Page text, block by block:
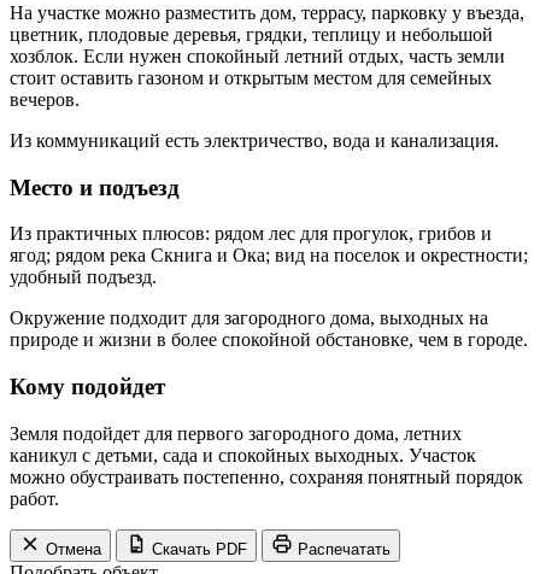
На участке можно разместить дом, террасу, парковку у въезда,
цветник, плодовые деревья, грядки, теплицу и небольшой
хозблок. Если нужен спокойный летний отдых, часть земли
стоит оставить газоном и открытым местом для семейных
вечеров.
Из коммуникаций есть электричество, вода и канализация.
Место и подъезд
Из практичных плюсов: рядом лес для прогулок, грибов и
ягод; рядом река Скнига и Ока; вид на поселок и окрестности;
удобный подъезд.
Окружение подходит для загородного дома, выходных на
природе и жизни в более спокойной обстановке, чем в городе.
Кому подойдет
Земля подойдет для первого загородного дома, летних
каникул с детьми, сада и спокойных выходных. Участок
можно обустраивать постепенно, сохраняя понятный порядок
работ.
Отмена Скачать PDF Распечатать